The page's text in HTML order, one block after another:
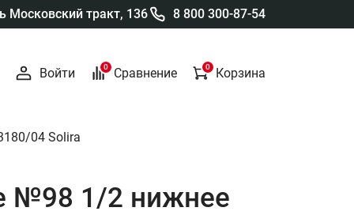
тракт, 136 8 800 300-87-54
Войти Сравнение
0 Корзина
0
04 Solira
№98 1/2 нижнее